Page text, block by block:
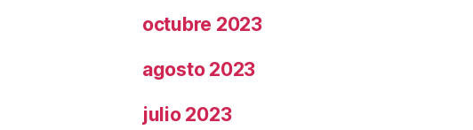
octubre 2023
agosto 2023
julio 2023